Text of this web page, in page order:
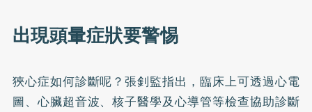
出現頭暈症狀要警惕
狹心症如何診斷呢？張釗監指出，臨床上可透過心電
圖、心臟超音波、核子醫學及心導管等檢查協助診斷